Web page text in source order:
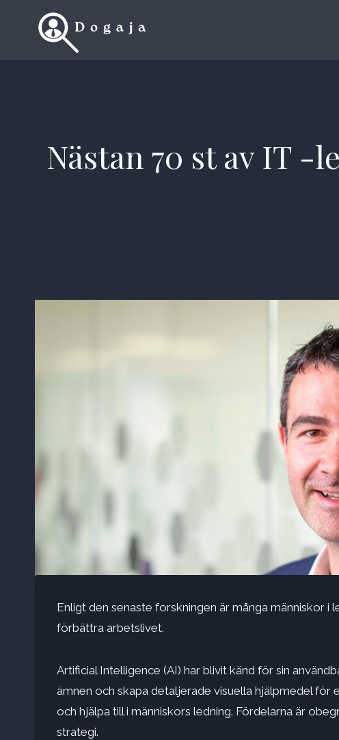
Nästan 70 st av IT -
Enligt den senaste forskningen är många människor
förbättra arbetslivet.
Artificial Intelligence (AI) har blivit känd för sin
ämnen och skapa detaljerade visuella hjälpmedel
och hjälpa till i människors ledning. Fördelarna är
strategi.